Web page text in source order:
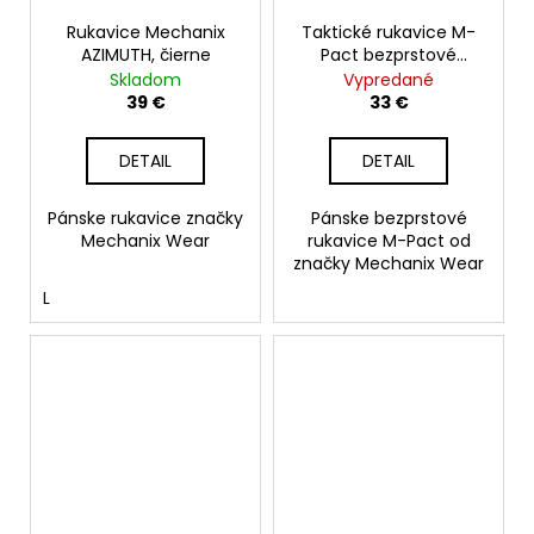
Rukavice Mechanix
AZIMUTH, čierne
Skladom
39 €
DETAIL
Pánske rukavice značky
Mechanix Wear
L
Taktické rukavice M-
Pact bezprstové
Mechanix, coyote
Vypredané
33 €
DETAIL
Pánske bezprstové
rukavice M-Pact od
značky Mechanix Wear